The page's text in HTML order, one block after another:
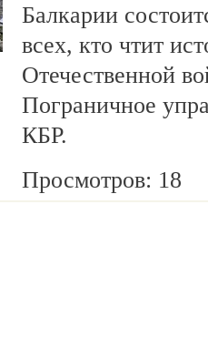
Балкарии
всех, кто чтит
Отечественной
Пограничное
КБР.
Просмотров: 18